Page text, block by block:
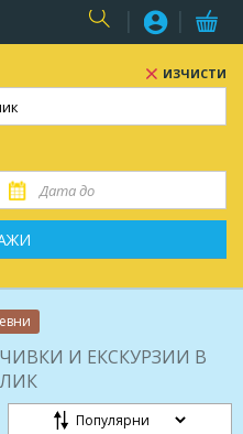
USERИЗЧИСТИ
И ЕКСКУРЗИИ В